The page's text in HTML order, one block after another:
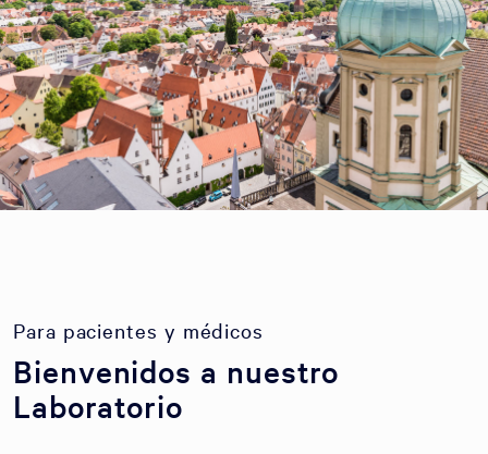
Para pacientes y médicos
Bienvenidos a nuestro
Laboratorio